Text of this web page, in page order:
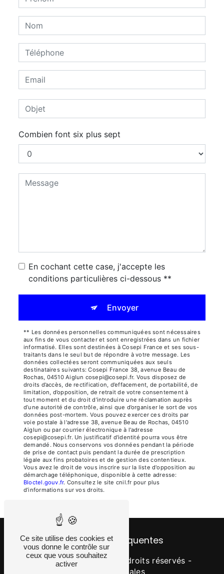
Combien font six plus sept
En cochant cette case, j'accepte les
conditions particulières ci-dessous **
Envoyer
** Les données personnelles communiquées sont nécessaires
aux fins de vous contacter et sont enregistrées dans un fichier
informatisé. Elles sont destinées à Cosepi France et ses sous-
traitants dans le seul but de répondre à votre message. Les
données collectées seront communiquées aux seuls
destinataires suivants: Cosepi France 38, avenue Beau de
Rochas, 04510 Aiglun cosepi@cosepi.fr. Vous disposez de
droits d’accès, de rectification, d’effacement, de portabilité, de
limitation, d’opposition, de retrait de votre consentement à
tout moment et du droit d’introduire une réclamation auprès
d’une autorité de contrôle, ainsi que d’organiser le sort de vos
données post-mortem. Vous pouvez exercer ces droits par
voie postale à l'adresse 38, avenue Beau de Rochas, 04510
Aiglun ou par courrier électronique à l'adresse
cosepi@cosepi.fr. Un justificatif d'identité pourra vous être
demandé. Nous conservons vos données pendant la période
de prise de contact puis pendant la durée de prescription
légale aux fins probatoires et de gestion des contentieux.
Vous avez le droit de vous inscrire sur la liste d'opposition au
démarchage téléphonique, disponible à cette adresse:
Bloctel.gouv.fr. Consultez le site cnil.fr pour plus
d’informations sur vos droits.
Recherches fréquentes
©Vistalid- 2026 - Tous droits réservés -
Mentions légales
Ce site utilise des cookies et
vous donne le contrôle sur
ceux que vous souhaitez
activer